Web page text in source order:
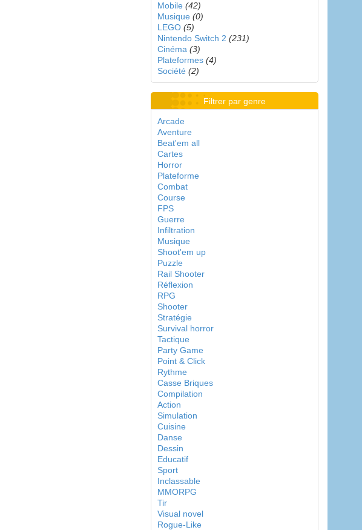
Mobile (42)
Musique (0)
LEGO (5)
Nintendo Switch 2 (231)
Cinéma (3)
Plateformes (4)
Société (2)
Filtrer par genre
Arcade
Aventure
Beat'em all
Cartes
Horror
Plateforme
Combat
Course
FPS
Guerre
Infiltration
Musique
Shoot'em up
Puzzle
Rail Shooter
Réflexion
RPG
Shooter
Stratégie
Survival horror
Tactique
Party Game
Point & Click
Rythme
Casse Briques
Compilation
Action
Simulation
Cuisine
Danse
Dessin
Educatif
Sport
Inclassable
MMORPG
Tir
Visual novel
Rogue-Like